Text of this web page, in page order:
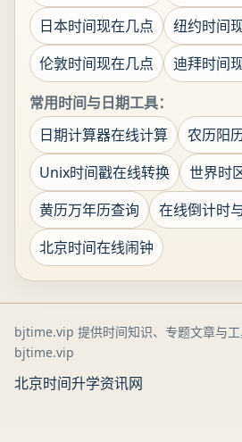
日本时间现在几点
纽约时间
伦敦时间现在几点
迪拜时间
常用时间与日期工具：
日期计算器在线计算
农历阳
Unix时间戳在线转换
世界时
黄历万年历查询
在线倒计时
北京时间在线闹钟
bjtime.vip 提供时间知识、专题文章与
bjtime.vip
北京时间升学资讯网